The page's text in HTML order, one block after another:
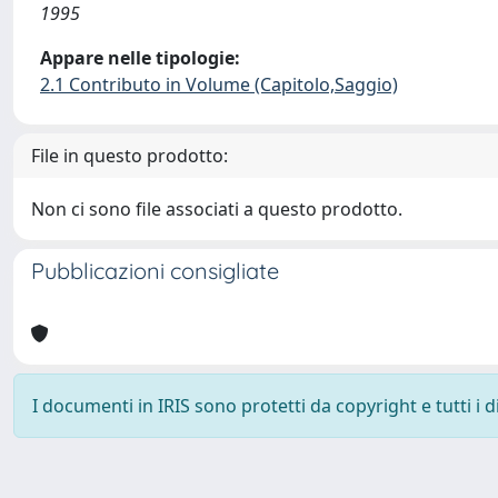
1995
Appare nelle tipologie:
2.1 Contributo in Volume (Capitolo,Saggio)
File in questo prodotto:
Non ci sono file associati a questo prodotto.
Pubblicazioni consigliate
I documenti in IRIS sono protetti da copyright e tutti i